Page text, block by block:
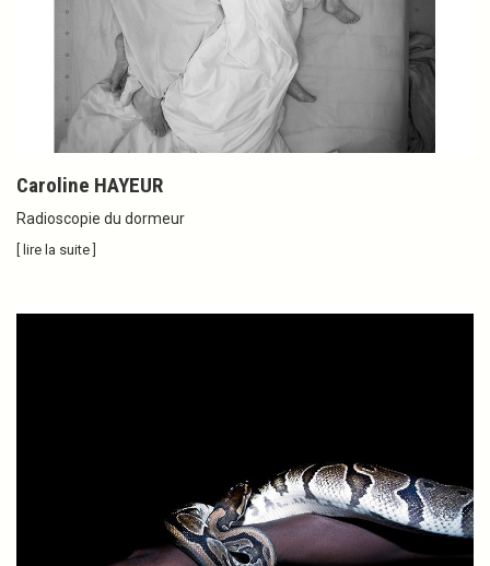
Caroline HAYEUR
Radioscopie du dormeur
[ lire la suite ]